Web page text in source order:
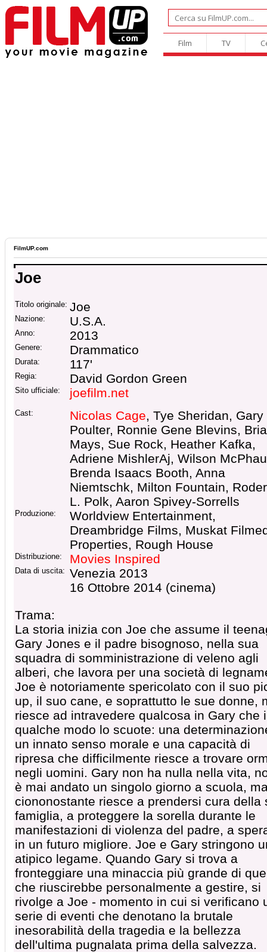
Film TV
FilmUP.com
Joe
Titolo originale: Joe
Nazione: U.S.A.
Anno: 2013
Genere: Drammatico
Durata: 117'
Regia: David Gordon Green
Sito ufficiale: joefilm.net
Cast: Nicolas Cage, Tye Sheridan, Gary
Poulter, Ronnie Gene Blevins,
Mays, Sue Rock, Heather Kafka,
Adriene MishlerAj, Wilson
Brenda Isaacs Booth, Anna
Niemtschk, Milton Fountain,
L. Polk, Aaron Spivey-Sorrells
Produzione:
Worldview Entertainment,
Dreambridge Films, Muskat
Properties, Rough House
Distribuzione: Movies Inspired
Data di uscita: Venezia 2013
16 Ottobre 2014 (cinema)
Trama:
La storia inizia con Joe che assume il
Gary Jones e il padre bisognoso, nella sua
squadra di somministrazione di veleno agli
alberi, che lavora per una società di
Joe è notoriamente spericolato con il suo
up, il suo cane, e soprattutto le sue donne,
riesce ad intravedere qualcosa in Gary che
qualche modo lo scuote: una
un innato senso morale e una capacità di
ripresa che difficilmente riesce a trovare
negli uomini. Gary non ha nulla nella vita,
è mai andato un singolo giorno a scuola,
ciononostante riesce a prendersi cura della
famiglia, a proteggere la sorella durante le
manifestazioni di violenza del padre, a
in un futuro migliore. Joe e Gary stringono
atipico legame. Quando Gary si trova a
fronteggiare una minaccia più grande di
che riuscirebbe personalmente a gestire, si
rivolge a Joe - momento in cui si verificano
serie di eventi che denotano la brutale
inesorabilità della tragedia e la bellezza
dell'ultima pugnalata prima della salvezza.